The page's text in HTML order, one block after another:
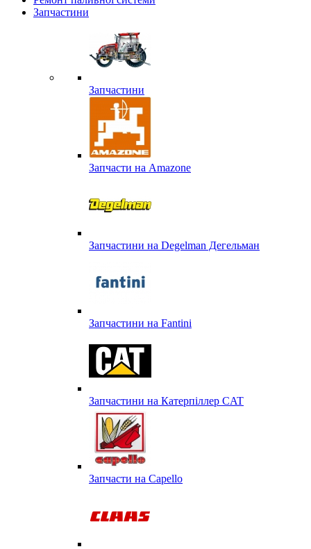
Запчастини
Запчастини
Запчасти на Amazone
Запчастини на Degelman Дегельман
Запчастини на Fantini
Запчастини на Катерпіллер CAT
Запчасти на Capello